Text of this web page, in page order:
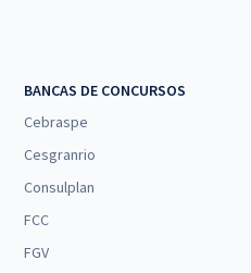
BANCAS DE CONCURSOS
Cebraspe
Cesgranrio
Consulplan
FCC
FGV